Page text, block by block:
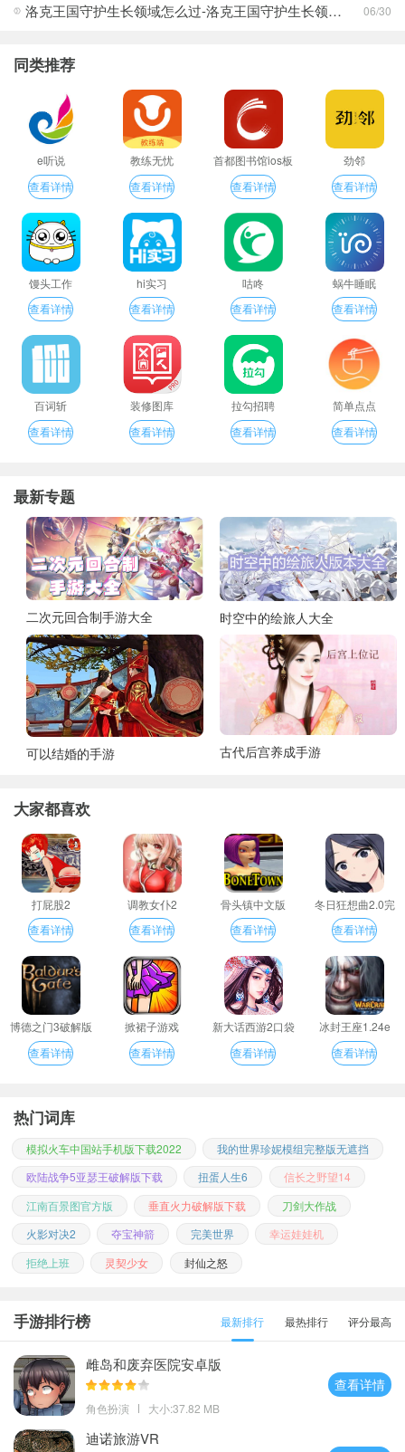
洛克王国守护生长领域怎么过-洛克王国守护生长领域通关攻略 06/30
同类推荐
e听说
查看详情
教练无忧
查看详情
首都图书馆ios板
查看详情
劲邻
查看详情
馒头工作
查看详情
hi实习
查看详情
咕咚
查看详情
蜗牛睡眠
查看详情
百词斩
查看详情
装修图库
查看详情
拉勾招聘
查看详情
简单点点
查看详情
最新专题
二次元回合制手游大全 时空中的绘旅人大全
可以结婚的手游 古代后宫养成手游
大家都喜欢
打屁股2
查看详情
调教女仆2
查看详情
骨头镇中文版
查看详情
冬日狂想曲2.0完
整汉化版
查看详情
博德之门3破解版
查看详情
掀裙子游戏
查看详情
新大话西游2口袋
版
查看详情
冰封王座1.24e
查看详情
热门词库
模拟火车中国站手机版下载2022
我的世界珍妮模组完整版无遮挡
欧陆战争5亚瑟王破解版下载
扭蛋人生6
信长之野望14
江南百景图官方版
垂直火力破解版下载
刀剑大作战
火影对决2
夺宝神箭 完美世界
幸运娃娃机
拒绝上班
灵契少女 封仙之怒
手游排行榜 最新排行 最热排行 评分最高
雌岛和废弃医院安卓版
角色扮演 大小:37.82 MB
查看详情
迪诺旅游VR